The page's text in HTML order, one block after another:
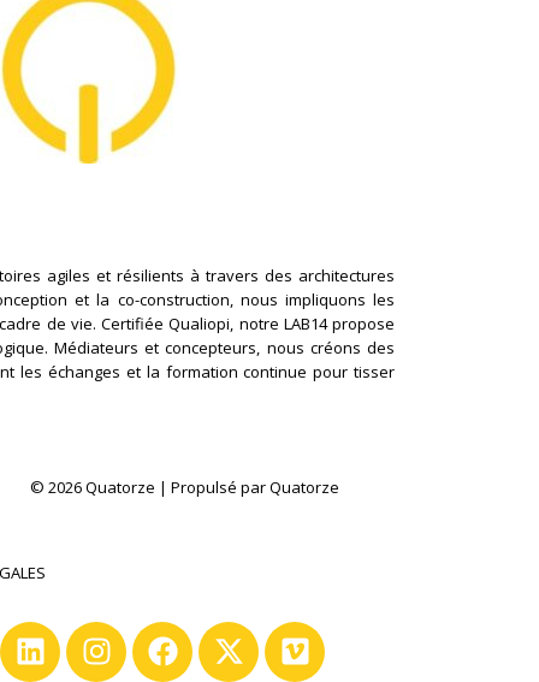
agiles et résilients à travers des architectures
et la co-construction, nous impliquons les
de vie. Certifiée Qualiopi, notre LAB14 propose
Médiateurs et concepteurs, nous créons des
les échanges et la formation continue pour tisser
© 2026 Quatorze | Propulsé par Quatorze